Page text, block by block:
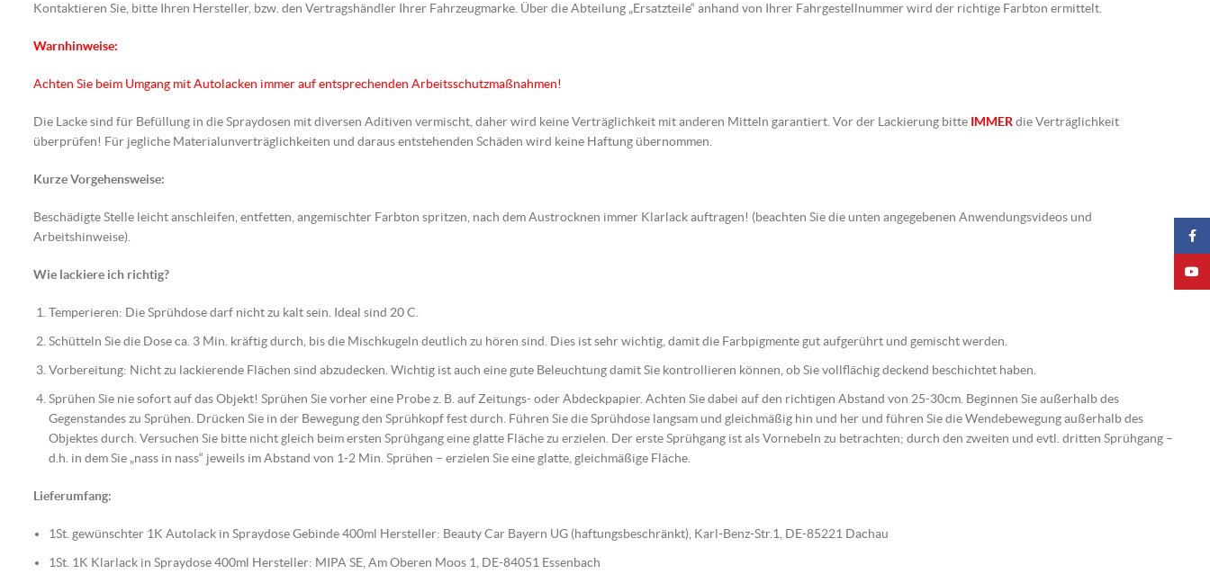
Kontaktieren Sie, bitte Ihren Hersteller, bzw. den Vertragshändler Ihrer Fahrzeugmarke. Über die Abteilung „Ersatzteile“ anhand von Ihrer Fahrgestellnummer wird der richtige Farbton ermittelt.
Warnhinweise:
Achten Sie beim Umgang mit Autolacken immer auf entsprechenden Arbeitsschutzmaßnahmen!
Die Lacke sind für Befüllung in die Spraydosen mit diversen Aditiven vermischt, daher wird keine Verträglichkeit mit anderen Mitteln garantiert. Vor der Lackierung bitte IMMER die Verträglichkeit
überprüfen! Für jegliche Materialunverträglichkeiten und daraus entstehenden Schäden wird keine Haftung übernommen.
Kurze Vorgehensweise:
Beschädigte Stelle leicht anschleifen, entfetten, angemischter Farbton spritzen, nach dem Austrocknen immer Klarlack auftragen! (beachten Sie die unten angegebenen Anwendungsvideos und
Arbeitshinweise).
Wie lackiere ich richtig?
Temperieren: Die Sprühdose darf nicht zu kalt sein. Ideal sind 20 C.
Schütteln Sie die Dose ca. 3 Min. kräftig durch, bis die Mischkugeln deutlich zu hören sind. Dies ist sehr wichtig, damit die Farbpigmente gut aufgerührt und gemischt werden.
Vorbereitung: Nicht zu lackierende Flächen sind abzudecken. Wichtig ist auch eine gute Beleuchtung damit Sie kontrollieren können, ob Sie vollflächig deckend beschichtet haben.
Sprühen Sie nie sofort auf das Objekt! Sprühen Sie vorher eine Probe z. B. auf Zeitungs- oder Abdeckpapier. Achten Sie dabei auf den richtigen Abstand von 25-30cm. Beginnen Sie außerhalb des
Gegenstandes zu Sprühen. Drücken Sie in der Bewegung den Sprühkopf fest durch. Führen Sie die Sprühdose langsam und gleichmäßig hin und her und führen Sie die Wendebewegung außerhalb des
Objektes durch. Versuchen Sie bitte nicht gleich beim ersten Sprühgang eine glatte Fläche zu erzielen. Der erste Sprühgang ist als Vornebeln zu betrachten; durch den zweiten und evtl. dritten Sprühgang –
d.h. in dem Sie „nass in nass“ jeweils im Abstand von 1-2 Min. Sprühen – erzielen Sie eine glatte, gleichmäßige Fläche.
Lieferumfang:
1St. gewünschter 1K Autolack in Spraydose Gebinde 400ml Hersteller: Beauty Car Bayern UG (haftungsbeschränkt), Karl-Benz-Str.1, DE-85221 Dachau
1St. 1K Klarlack in Spraydose 400ml Hersteller: MIPA SE, Am Oberen Moos 1, DE-84051 Essenbach